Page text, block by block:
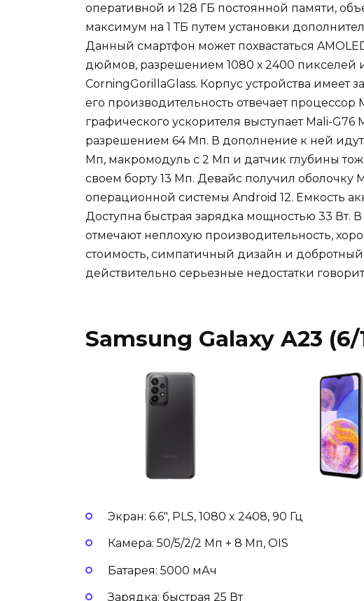
оперативной и 128 ГБ постоянной памяти,
максимум на 1 ТБ путем установки
Данный смартфон может похвастаться
дюймов, разрешением 1080 х 2400 пикселей
CorningGorillaGlass. Корпус устройства имеет
его производительность отвечает процессор
графического ускорителя выступает Mali-
разрешением 64 Мп. В дополнение к ней
Мп, макромодуль с 2 Мп и датчик глубины
своем борту 13 Мп. Девайс получил оболочку
операционной системы Android 12. Емкость
Доступна быстрая зарядка мощностью 33 Вт.
отмечают неплохую производительность,
стоимость, симпатичный дизайн и добротный
действительно серьезные недостатки
Samsung Galaxy A23 (6/
Экран: 6.6″, PLS, 1080 x 2408, 90 Гц
Камера: 50/5/2/2 Мп + 8 Мп, OIS
Батарея: 5000 мАч
Зарядка: быстрая 25 Вт